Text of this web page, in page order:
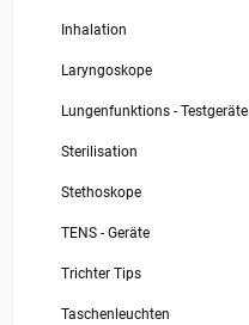
Inhalation
Laryngoskope
Lungenfunktions - Testgeräte
Sterilisation
Stethoskope
TENS - Geräte
Trichter Tips
Taschenleuchten